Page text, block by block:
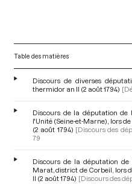
Table des matières
Discours de diverses
thermidor an II (2 août 1794)
Discours de la députation de
l'Unité (Seine-et-Marne), lors
(2 août 1794) [Discours des
79
Discours de la députation de
Marat, district de Corbeil, lors
II (2 août 1794) [Discours des